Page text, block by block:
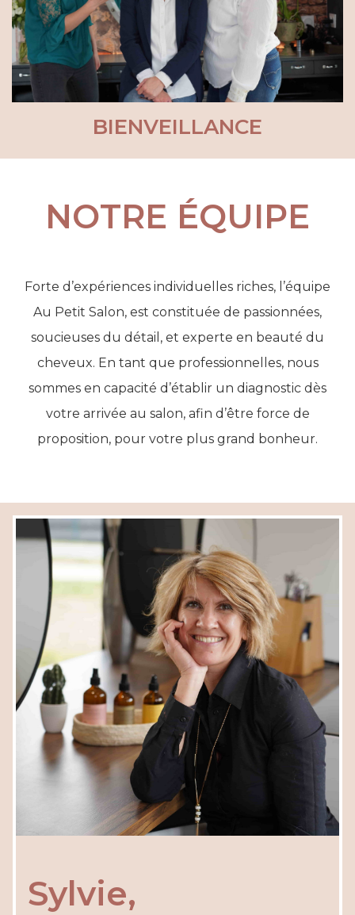
BIENVEILLANCE
NOTRE ÉQUIPE
Forte d’expériences individuelles riches, l’équipe
Au Petit Salon, est constituée de passionnées,
soucieuses du détail, et experte en beauté du
cheveux. En tant que professionnelles, nous
sommes en capacité d’établir un diagnostic dès
votre arrivée au salon, afin d’être force de
proposition, pour votre plus grand bonheur.
Sylvie,